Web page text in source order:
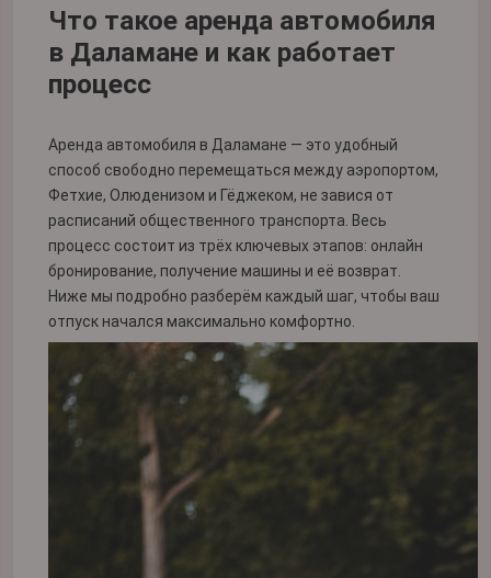
Что такое аренда автомобиля
в Даламане и как работает
процесс
Аренда автомобиля в Даламане — это удобный
способ свободно перемещаться между аэропортом,
Фетхие, Олюденизом и Гёджеком, не завися от
расписаний общественного транспорта. Весь
процесс состоит из трёх ключевых этапов: онлайн
бронирование, получение машины и её возврат.
Ниже мы подробно разберём каждый шаг, чтобы ваш
отпуск начался максимально комфортно.